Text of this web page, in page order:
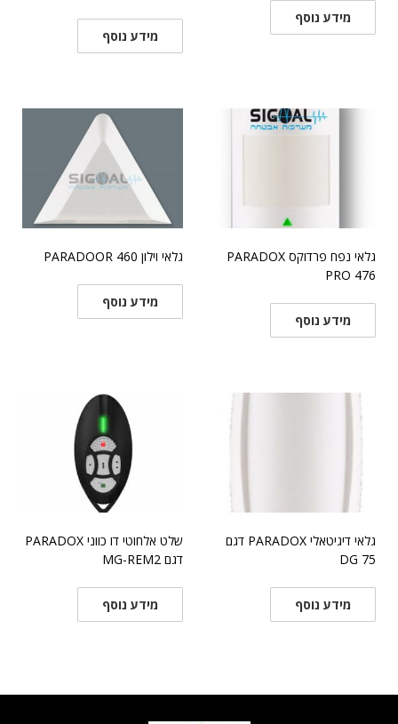
מידע נוסף
מידע נוסף
גלאי נפח פרדוקס PARADOX
PRO 476
מידע נוסף
גלאי וילון PARADOOR 460
מידע נוסף
גלאי דיגיטאלי PARADOX דגם
75 DG
מידע נוסף
שלט אלחוטי דו כווני PARADOX
דגם MG-REM2
מידע נוסף